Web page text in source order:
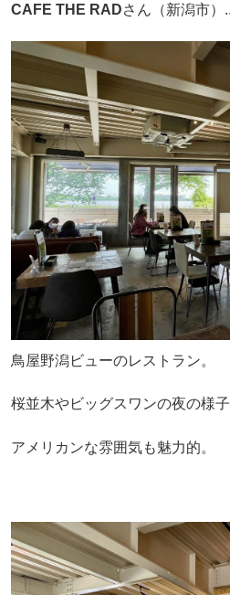
CAFE THE RADさん（新潟市）
鳥屋野潟ビューのレストラン。
桜並木やビッグスワンの夜の様子
アメリカンな雰囲気も魅力的。